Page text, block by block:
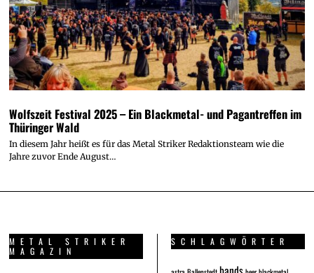
Wolfszeit Festival 2025 – Ein Blackmetal- und Pagantreffen im
Thüringer Wald
In diesem Jahr heißt es für das Metal Striker Redaktionsteam wie die
Jahre zuvor Ende August…
METAL STRIKER
MAGAZIN
SCHLAGWÖRTER
bands